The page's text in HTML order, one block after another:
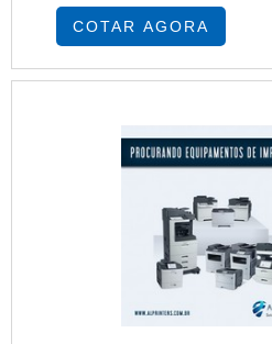
fachadas, paredes, vias
locais. Reconhecido
publicitário, ele pode ser
Diversos modelos, formatos
COTAR AGORA